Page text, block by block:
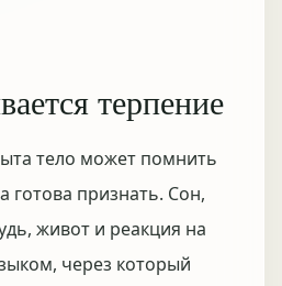
терпение
тело может помнить
готова признать. Сон,
живот и реакция на
через который